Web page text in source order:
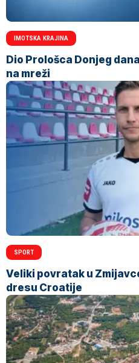
IMOTSKA KRAJINA
Dio Prološca Donjeg
na mreži
SPORT
Veliki povratak u
dresu Croatije